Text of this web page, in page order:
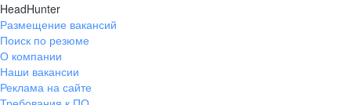
HeadHunter
Размещение вакансий
Поиск по резюме
О компании
Наши вакансии
Реклама на сайте